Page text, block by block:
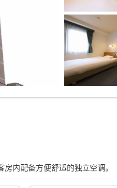
内配备方便舒适的独立空调。